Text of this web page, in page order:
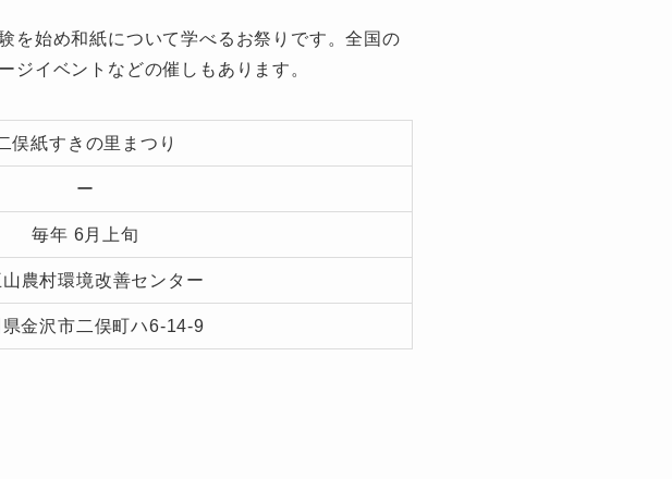
を始め和紙について学べるお祭りです。全国の
ジイベントなどの催しもあります。
俣紙すきの里まつり
ー
毎年 6月上旬
山農村環境改善センター
金沢市二俣町ハ6-14-9